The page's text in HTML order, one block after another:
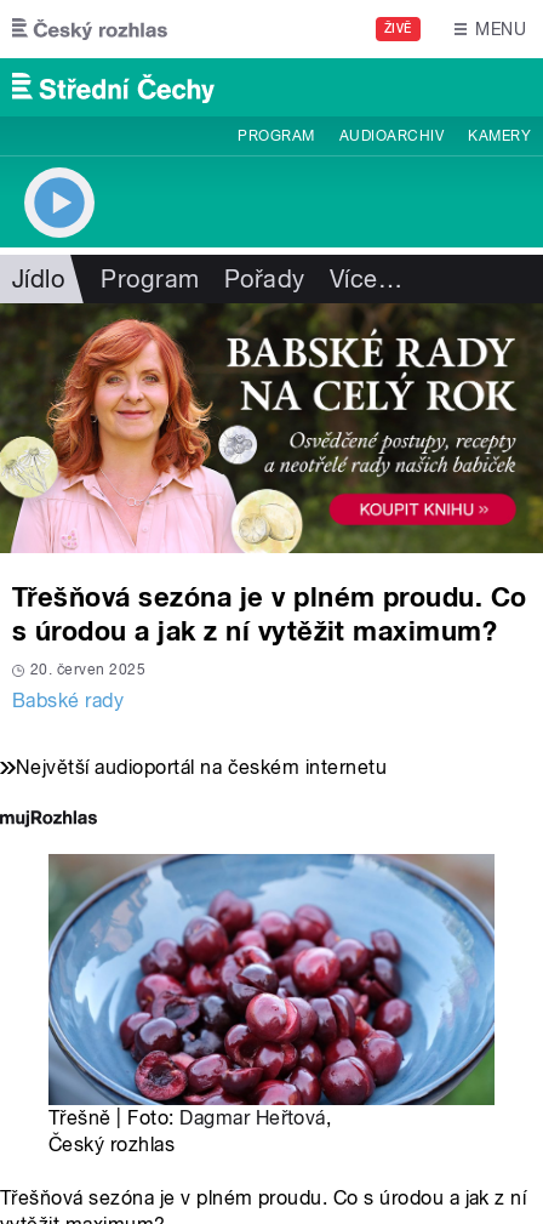
Přejít k hlavnímu obsahu
ŽIVĚ MENU
PROGRAM AUDIOARCHIV KAMERY
Jídlo Program Pořady Více…
Třešňová sezóna je v plném proudu. Co
s úrodou a jak z ní vytěžit maximum?
20. červen 2025
Babské rady
Největší audioportál na českém internetu
Třešně | Foto: Dagmar Heřtová,
Český rozhlas
Třešňová sezóna je v plném proudu. Co s úrodou a jak z ní